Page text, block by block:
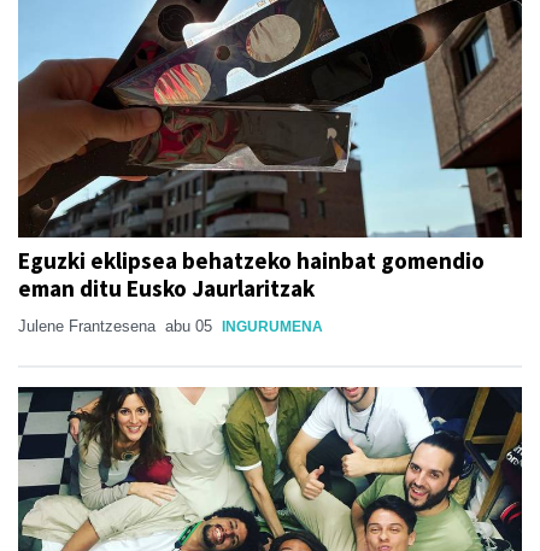
Eguzki eklipsea behatzeko hainbat gomendio
eman ditu Eusko Jaurlaritzak
Julene Frantzesena abu 05 INGURUMENA